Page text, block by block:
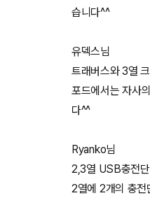
습니다^^
유덱스님
트래버스와 3열
포드에서는 자사
다^^
Ryanko님
2,3열 USB충전
2열에 2개의 충전